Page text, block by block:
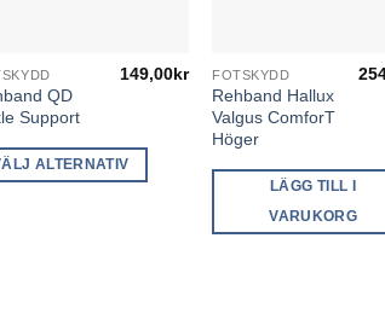
QD
Support
149,00kr
ALTERNATIV
FOTSKYDD
Rehband Hallux
Valgus ComforT
Höger
LÄGG TILL I
VARUKORG